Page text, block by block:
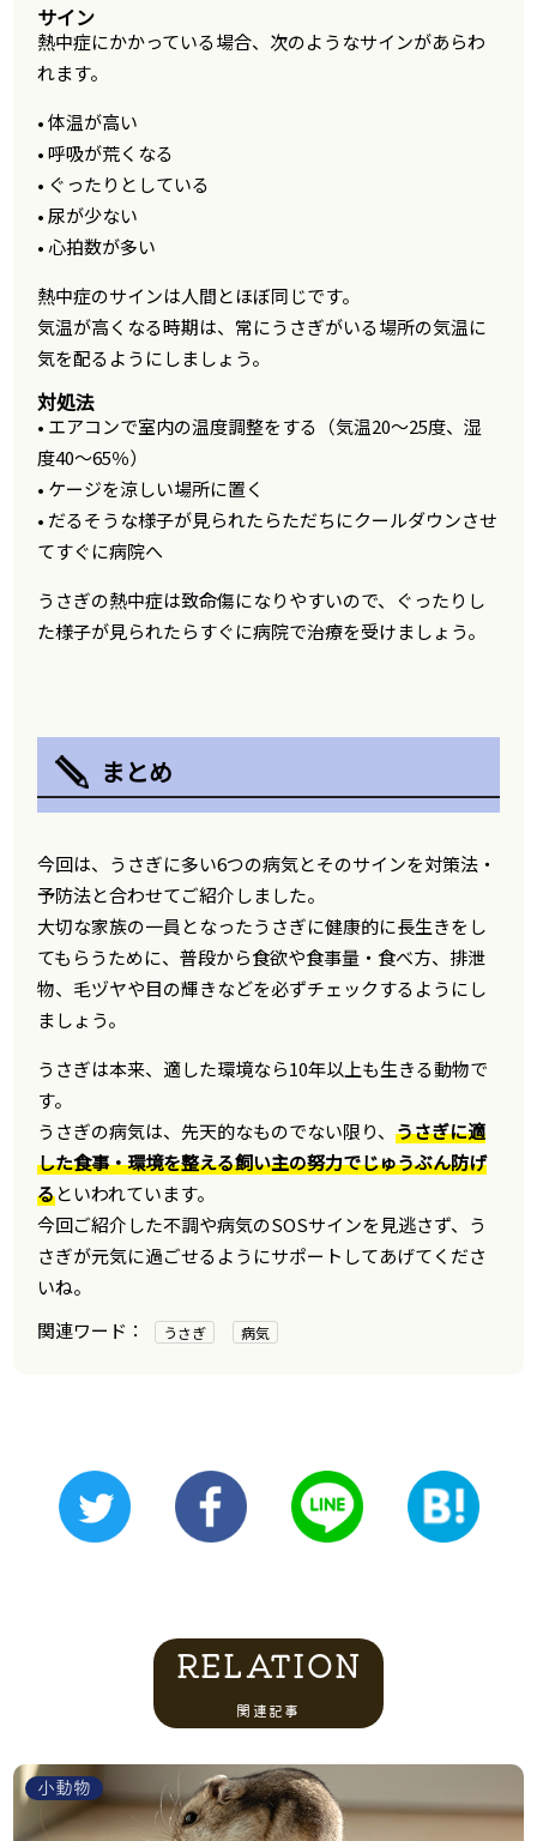
サイン
熱中症にかかっている場合、次のようなサインがあらわ
れます。
• 体温が高い
• 呼吸が荒くなる
• ぐったりとしている
• 尿が少ない
• 心拍数が多い
熱中症のサインは人間とほぼ同じです。
気温が高くなる時期は、常にうさぎがいる場所の気温に
気を配るようにしましょう。
対処法
• エアコンで室内の温度調整をする（気温20～25度、湿
度40～65％）
• ケージを涼しい場所に置く
• だるそうな様子が見られたらただちにクールダウンさせ
てすぐに病院へ
うさぎの熱中症は致命傷になりやすいので、ぐったりし
た様子が見られたらすぐに病院で治療を受けましょう。
まとめ
今回は、うさぎに多い6つの病気とそのサインを対策法・
予防法と合わせてご紹介しました。
大切な家族の一員となったうさぎに健康的に長生きをし
てもらうために、普段から食欲や食事量・食べ方、排泄
物、毛ヅヤや目の輝きなどを必ずチェックするようにし
ましょう。
うさぎは本来、適した環境なら10年以上も生きる動物で
す。
うさぎの病気は、先天的なものでない限り、うさぎに適
した食事・環境を整える飼い主の努力でじゅうぶん防げ
るといわれています。
今回ご紹介した不調や病気のSOSサインを見逃さず、う
さぎが元気に過ごせるようにサポートしてあげてくださ
いね。
うさぎ 病気
RELATION
関連記事
小動物